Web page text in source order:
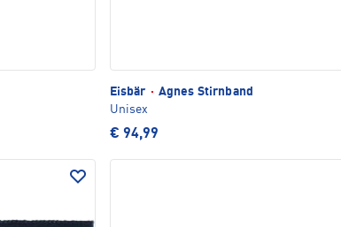
Eisbär · Agnes Stirnband
Unisex
€ 94,99